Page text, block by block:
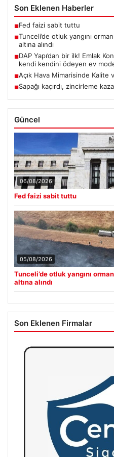
Son Eklenen Haberler
■Fed faizi sabit tuttu
■Tunceli’de otluk yangını
altına alındı
■DAP Yapı’dan bir ilk! Emlak
kendi kendini ödeyen ev
■Açık Hava Mimarisinde Kalite
■Sapağı kaçırdı, zincirleme
Güncel
06/08/2026
Fed faizi sabit tuttu
05/08/2026
Tunceli’de otluk yangını
altına alındı
Son Eklenen Firmalar